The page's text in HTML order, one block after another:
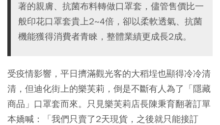
著的親膚、抗菌布料轉做口罩套，儘管售價比一
般印花口罩套貴上2~4倍，卻以柔軟透氣、抗菌
機能獲得消費者青睞，整體業績更成長2成。
受疫情影響，平日擠滿觀光客的大稻埕也顯得冷冷清
清，但迪化街上的樂芙莉，倒是不斷有人為了「隱藏
商品」口罩套而來。只見樂芙莉店長陳秉育翻著訂單
本嬌喊：「我們只賣了2天現貨，之後就只能接訂